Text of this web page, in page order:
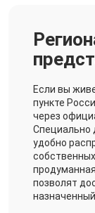
Если вы
пункте
через
Специально
удобно
позволят
назначенный